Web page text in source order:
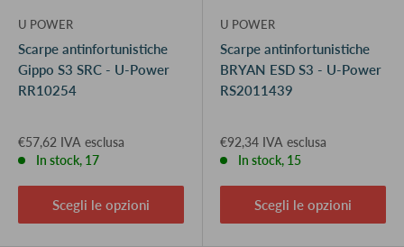
U POWER
Scarpe antinfortunistiche
Gippo S3 SRC - U-Power
RR10254
€57,62 IVA esclusa
In stock, 17
Scegli le opzioni
U POWER
Scarpe antinfortunistiche
BRYAN ESD S3 - U-Power
RS2011439
€92,34 IVA esclusa
In stock, 15
Scegli le opzioni